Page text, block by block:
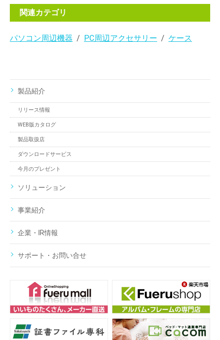
関連カテゴリ
パソコン周辺機器 PC周辺アクセサリー ケース
製品紹介
リリース情報
WEB版カタログ
製品取扱店
ダウンロードサービス
今月のプレゼント
ソリューション
事業紹介
企業・IR情報
サポート・お問い合せ